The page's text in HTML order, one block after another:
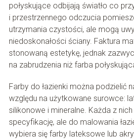
połyskujące odbijają światło co
i przestrzennego odczucia
utrzymania czystości, ale mogą
niedoskonałości ściany. Faktura
stonowaną estetykę, jednak
na zabrudzenia niż farba
Farby do łazienki można podzielić
względu na użytkowane surowce:
silikonowe i mineralne. Każda z
specyfikację, ale do malowania
wybiera się farby lateksowe lub